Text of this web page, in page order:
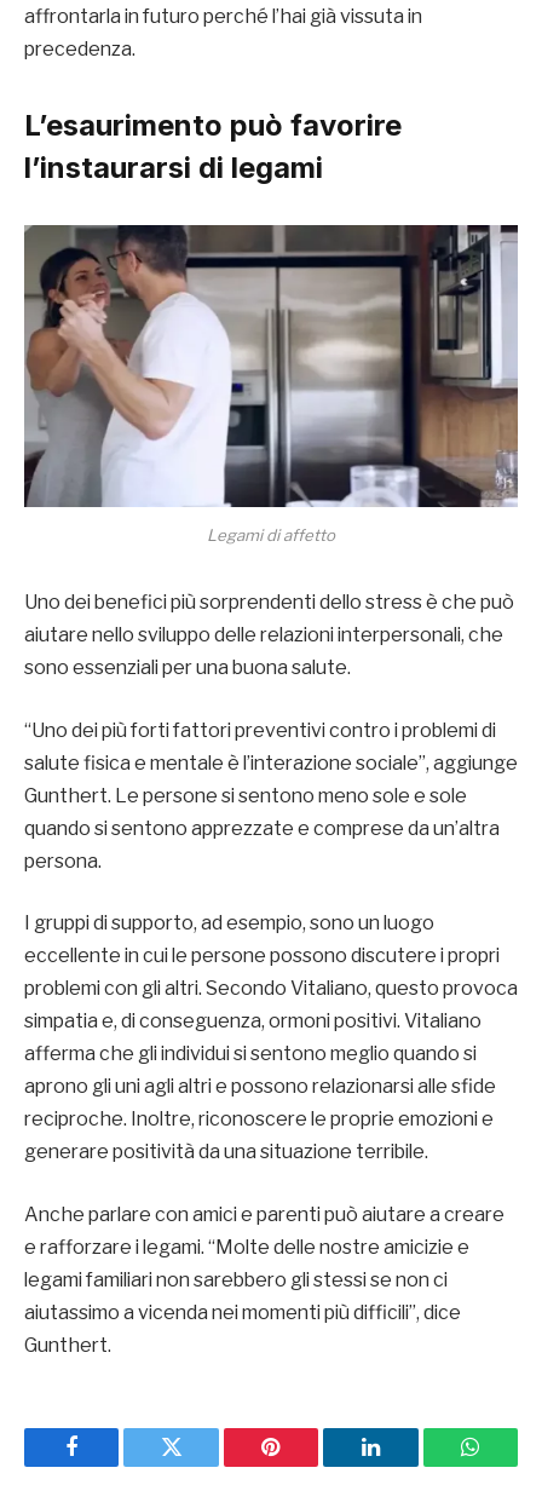
affrontarla in futuro perché l’hai già vissuta in
precedenza.
L’esaurimento può favorire
l’instaurarsi di legami
Legami di affetto
Uno dei benefici più sorprendenti dello stress è che può
aiutare nello sviluppo delle relazioni interpersonali, che
sono essenziali per una buona salute.
“Uno dei più forti fattori preventivi contro i problemi di
salute fisica e mentale è l’interazione sociale”, aggiunge
Gunthert. Le persone si sentono meno sole e sole
quando si sentono apprezzate e comprese da un’altra
persona.
I gruppi di supporto, ad esempio, sono un luogo
eccellente in cui le persone possono discutere i propri
problemi con gli altri. Secondo Vitaliano, questo provoca
simpatia e, di conseguenza, ormoni positivi. Vitaliano
afferma che gli individui si sentono meglio quando si
aprono gli uni agli altri e possono relazionarsi alle sfide
reciproche. Inoltre, riconoscere le proprie emozioni e
generare positività da una situazione terribile.
Anche parlare con amici e parenti può aiutare a creare
e rafforzare i legami. “Molte delle nostre amicizie e
legami familiari non sarebbero gli stessi se non ci
aiutassimo a vicenda nei momenti più difficili”, dice
Gunthert.
Facebook Twitter Pinterest LinkedIn